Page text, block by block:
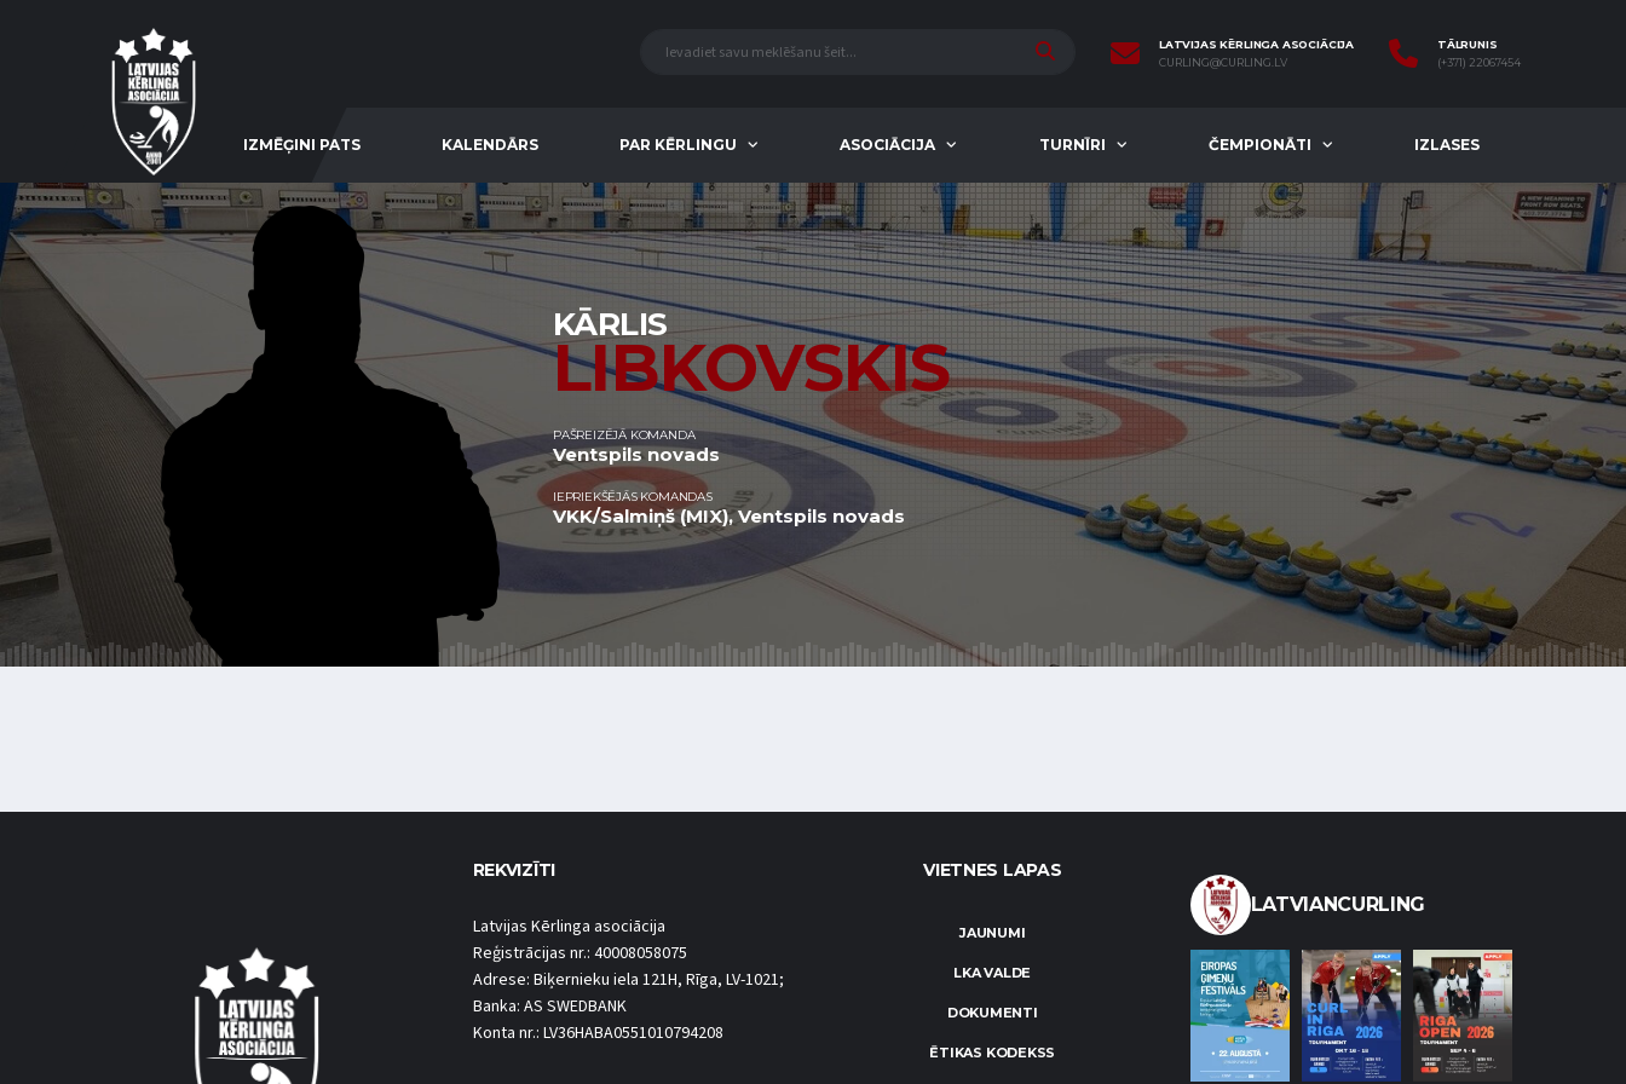
LATVIJAS KĒRLINGA ASOCIĀCIJA
CURLING@CURLING.LV
TĀLRUNIS
(+371) 22067454
IZMĒĢINI PATS KALENDĀRS PAR KĒRLINGU ASOCIĀCIJA TURNĪRI ČEMPIONĀTI IZLASES
KĀRLIS
LIBKOVSKIS
PAŠREIZĒJĀ KOMANDA
Ventspils novads
IEPRIEKŠĒJĀS KOMANDAS
VKK/Salmiņš (MIX), Ventspils novads
REKVIZĪTI
Latvijas Kērlinga asociācija
Reģistrācijas nr.: 40008058075
Adrese: Biķernieku iela 121H, Rīga, LV-1021;
Banka: AS SWEDBANK
Konta nr.: LV36HABA0551010794208
VIETNES LAPAS
JAUNUMI
LKA VALDE
DOKUMENTI
ĒTIKAS KODEKSS
LATVIANCURLING